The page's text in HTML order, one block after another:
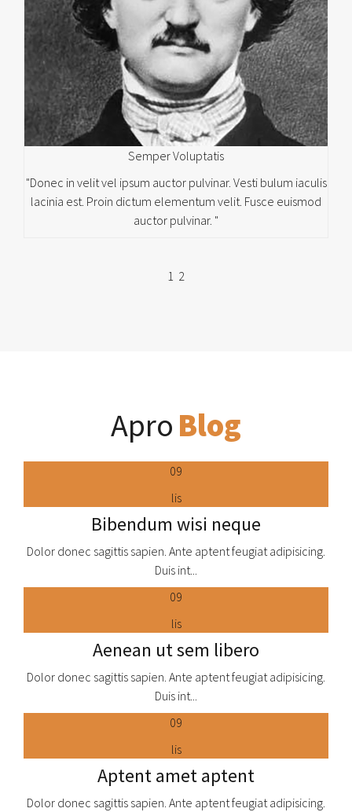
Semper Voluptatis
"Donec in velit vel ipsum auctor pulvinar. Vesti bulum iaculis
lacinia est. Proin dictum elementum velit. Fusce euismod
auctor pulvinar. "
lacinia est. Proin dictum elementum velit. Fusce euismod
auctor pulvinar. "
1 2
Apro Blog
09
lis
Bibendum wisi neque
Dolor donec sagittis sapien. Ante aptent feugiat adipisicing.
Duis int...
09
lis
Aenean ut sem libero
Dolor donec sagittis sapien. Ante aptent feugiat adipisicing.
Duis int...
09
lis
Aptent amet aptent
Dolor donec sagittis sapien. Ante aptent feugiat adipisicing.